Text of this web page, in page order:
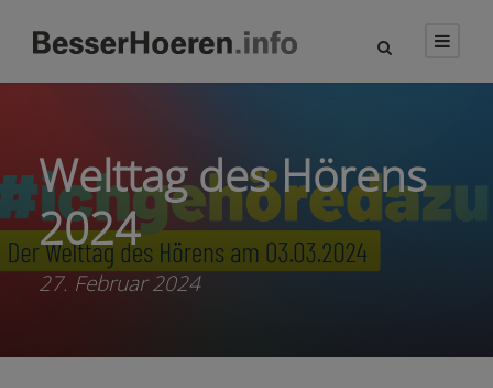
Welttag des Hörens
2024
27. Februar 2024